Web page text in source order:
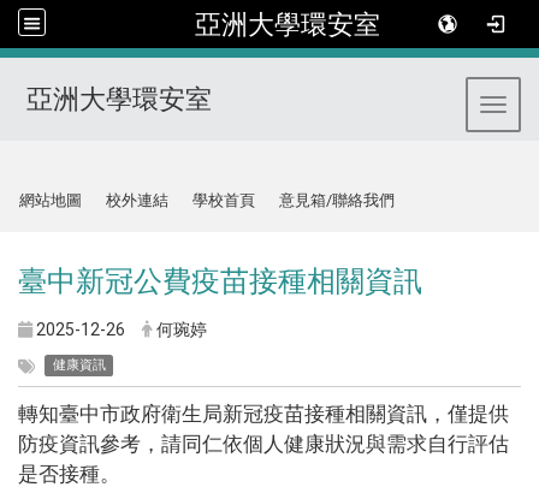
亞洲大學環安室
亞洲大學環安室
網站地圖
校外連結 學校首頁 意見箱/聯絡我們
臺中新冠公費疫苗接種相關資訊
2025-12-26 何琬婷
健康資訊
轉知臺中市政府衛生局新冠疫苗接種相關資訊，僅提供
防疫資訊參考，請同仁依個人健康狀況與需求自行評估
是否接種。